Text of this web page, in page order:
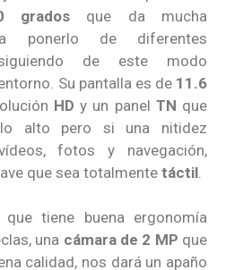
grados que da mucha
ponerlo de diferentes
de este modo
Su pantalla es de 11.6
HD y un panel TN que
alto pero si una nitidez
fotos y navegación,
que sea totalmente táctil
tiene buena ergonomía
una cámara de 2 MP que
calidad, nos dará un apaño